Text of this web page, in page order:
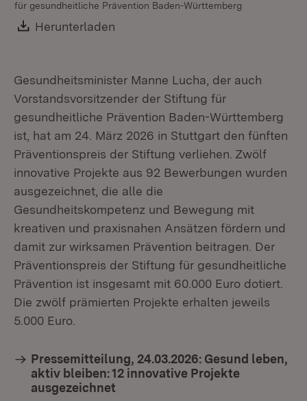
für gesundheitliche Prävention Baden-Württemberg
Download:
Herunterladen
Gesundheitsminister Manne Lucha, der auch
Vorstandsvorsitzender der Stiftung für
gesundheitliche Prävention Baden-Württemberg
ist, hat am 24. März 2026 in Stuttgart den fünften
Präventionspreis der Stiftung verliehen. Zwölf
innovative Projekte aus 92 Bewerbungen wurden
ausgezeichnet, die alle die
Gesundheitskompetenz und Bewegung mit
kreativen und praxisnahen Ansätzen fördern und
damit zur wirksamen Prävention beitragen. Der
Präventionspreis der Stiftung für gesundheitliche
Prävention ist insgesamt mit 60.000 Euro dotiert.
Die zwölf prämierten Projekte erhalten jeweils
5.000 Euro.
Pressemitteilung, 24.03.2026: Gesund leben,
aktiv bleiben: 12 innovative Projekte
ausgezeichnet